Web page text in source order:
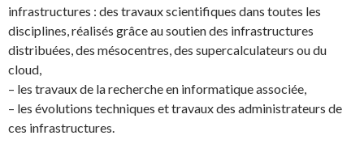
infrastructures : des travaux scientifiques dans toutes les
disciplines, réalisés grâce au soutien des infrastructures
distribuées, des mésocentres, des supercalculateurs ou du
cloud,
– les travaux de la recherche en informatique associée,
– les évolutions techniques et travaux des administrateurs de
ces infrastructures.